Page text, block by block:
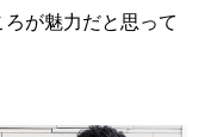
が魅力だと思って